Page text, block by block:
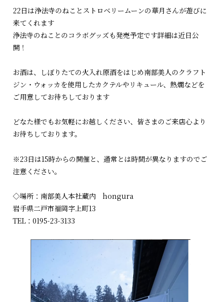
22日は浄法寺のねことストロベリームーンの華月さんが遊びに
来てくれます
浄法寺のねことのコラボグッズも発売予定です詳細は近日公
開！
お酒は、しぼりたての火入れ原酒をはじめ南部美人のクラフト
ジン・ウォッカを使用したカクテルやリキュール、熱燗などを
ご用意してお待ちしております
どなた様でもお気軽にお越しください、皆さまのご来店心より
お待ちしております。
※23日は15時からの開催と、通常とは時間が異なりますのでご
注意ください。
◇場所：南部美人本社蔵内 hongura
岩手県二戸市福岡字上町13
TEL：0195-23-3133